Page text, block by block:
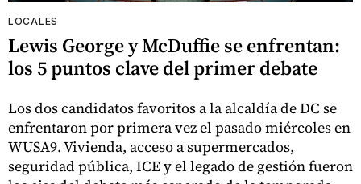
LOCALES
Lewis George y McDuffie se enfrentan:
los 5 puntos clave del primer debate
Los dos candidatos favoritos a la alcaldía de DC se
enfrentaron por primera vez el pasado miércoles en
WUSA9. Vivienda, acceso a supermercados,
seguridad pública, ICE y el legado de gestión fueron